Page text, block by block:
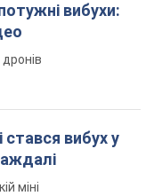
вибухи:
вибух у
міні